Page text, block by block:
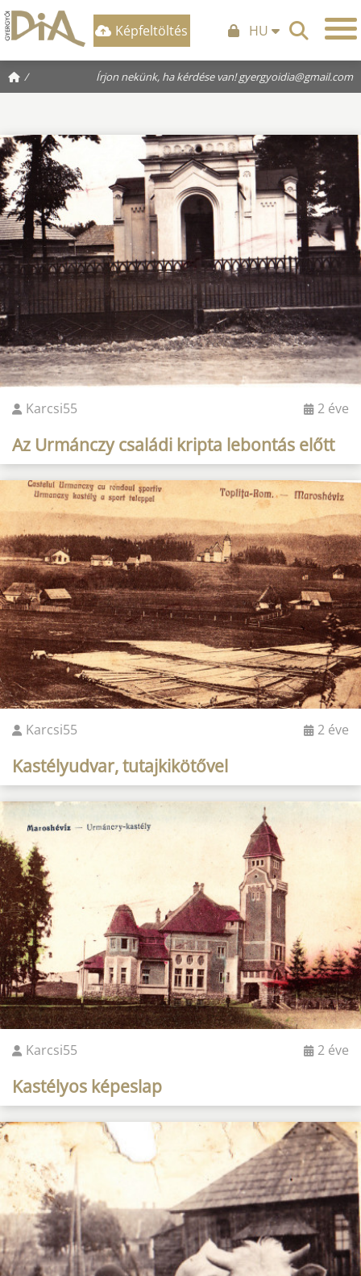
Képfeltöltés HU
/ Írjon nekünk, ha kérdése van!gyergyoidia@gmail.com
Karcsi55 2 éve
Az Urmánczy családi kripta lebontás előtt
Karcsi55 2 éve
Kastélyudvar, tutajkikötővel
Karcsi55 2 éve
Kastélyos képeslap